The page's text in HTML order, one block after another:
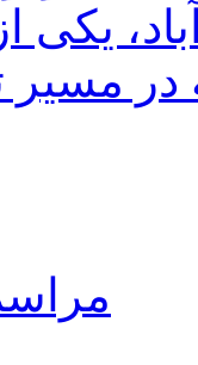
یکی
در